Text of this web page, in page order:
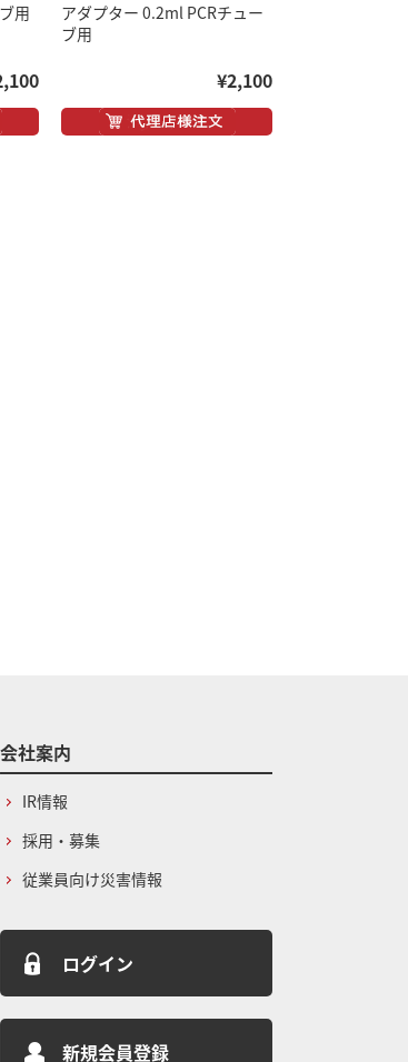
用
アダプター 0.2ml PCRチュー
ブ用
¥2,100
会社案内
IR情報
採用・募集
従業員向け災害情報
ログイン
新規会員登録